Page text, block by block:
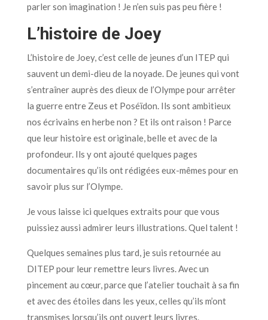
parler son imagination ! Je n’en suis pas peu fière !
L’histoire de Joey
L’histoire de Joey, c’est celle de jeunes d’un ITEP qui
sauvent un demi-dieu de la noyade. De jeunes qui vont
s’entraîner auprès des dieux de l’Olympe pour arrêter
la guerre entre Zeus et Poséïdon. Ils sont ambitieux
nos écrivains en herbe non ? Et ils ont raison ! Parce
que leur histoire est originale, belle et avec de la
profondeur. Ils y ont ajouté quelques pages
documentaires qu’ils ont rédigées eux-mêmes pour en
savoir plus sur l’Olympe.
Je vous laisse ici quelques extraits pour que vous
puissiez aussi admirer leurs illustrations. Quel talent !
Quelques semaines plus tard, je suis retournée au
DITEP pour leur remettre leurs livres. Avec un
pincement au cœur, parce que l’atelier touchait à sa fin
et avec des étoiles dans les yeux, celles qu’ils m’ont
transmises lorsqu’ils ont ouvert leurs livres.